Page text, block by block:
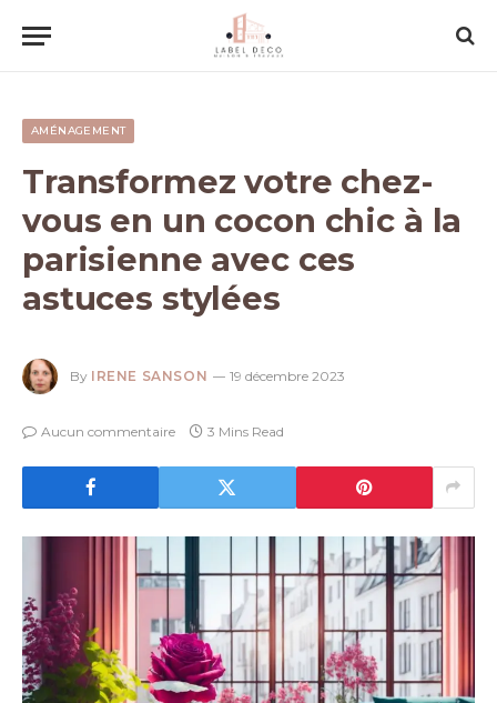
AMÉNAGEMENT
Transformez votre chez-
vous en un cocon chic à la
parisienne avec ces
astuces stylées
By IRENE SANSON 19 décembre 2023
Aucun commentaire 3 Mins Read